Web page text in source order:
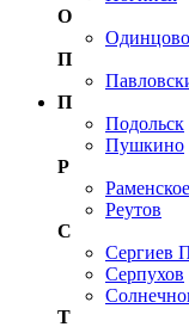
О
Одинцово
П
П
Подольск
Пушкино
Р
Раменское
Реутов
С
Сергиев
Серпухов
Т